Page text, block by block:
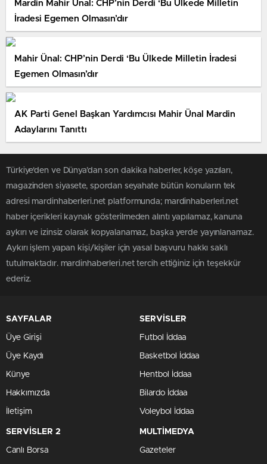
Mardin Mahir Ünal: CHP’nin Derdi ‘Bu Ülkede Milletin
İradesi Egemen Olmasın’dır
Mahir Ünal: CHP’nin Derdi ‘Bu Ülkede Milletin İradesi
Egemen Olmasın’dır
AK Parti Genel Başkan Yardımcısı Mahir Ünal Mardin
Adaylarını Tanıttı
Türkiye'den ve Dünya’dan son dakika haberler, köşe yazıları,
magazinden siyasete, spordan seyahate bütün konuların tek
adresi mardinhaberleri.net platformunda; mardinhaberleri.net
haber içerikleri kaynak gösterilmeden alıntı yapılamaz, kanuna
aykırı ve izinsiz olarak kopyalanamaz, başka yerde yayınlanamaz.
Aykırı işlem yapan kişi/kişiler için yasal başvuru hakkı saklı
tutulmaktadır. mardinhaberleri.net tercih ettiğiniz için teşekkür
ederiz.
SAYFALAR
Üye Girişi
Üye Kaydı
Künye
Hakkımızda
İletişim
SERVİSLER
Futbol İddaa
Basketbol İddaa
Hentbol İddaa
Bilardo İddaa
Voleybol İddaa
SERVİSLER 2
Canlı Borsa
MULTİMEDYA
Gazeteler